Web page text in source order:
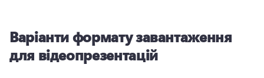
Варіанти формату завантаження
для відеопрезентацій